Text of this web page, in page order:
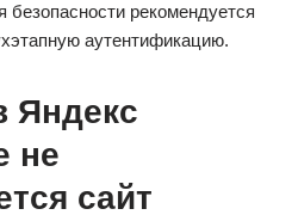
рекомендуется
аутентификацию.
Яндекс
не
сайт